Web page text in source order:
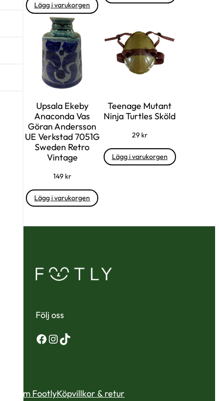
Lägg i varukorgen
Upsala Ekeby
Anaconda Vas
Göran Andersson
UE Verkstad 7051G
Sweden Retro
Vintage
149 kr
Lägg i varukorgen
Teenage Mutant
Ninja Turtles Sköld
29 kr
Lägg i varukorgen
Följ oss
Facebook
Instagram
TikTok
Om FootlyKöpvillkor & retur